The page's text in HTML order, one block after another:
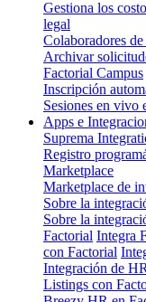
Gestiona los
legal
Colaboradores
Archivar
Factorial Campus
Inscripción
Sesiones en vivo
Apps e
Suprema
Registro
Marketplace
Marketplace de
Sobre la
Sobre la
Factorial Integra
con Factorial
Integración de
Listings con